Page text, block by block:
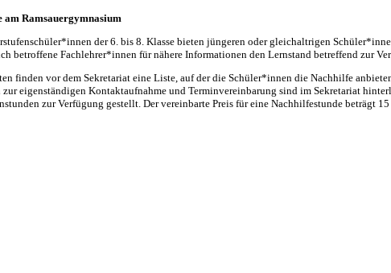
am Ramsauergymnasium
der 6. bis 8. Klasse bieten jüngeren oder gleichaltrigen
betroffene Fachlehrer*innen für nähere Informationen den Lernstand betreffend zur
finden vor dem Sekretariat eine Liste, auf der die Schüler*innen die Nachhilfe
zur eigenständigen Kontaktaufnahme und Terminvereinbarung sind im Sekretariat
zur Verfügung gestellt. Der vereinbarte Preis für eine Nachhilfestunde beträgt 15